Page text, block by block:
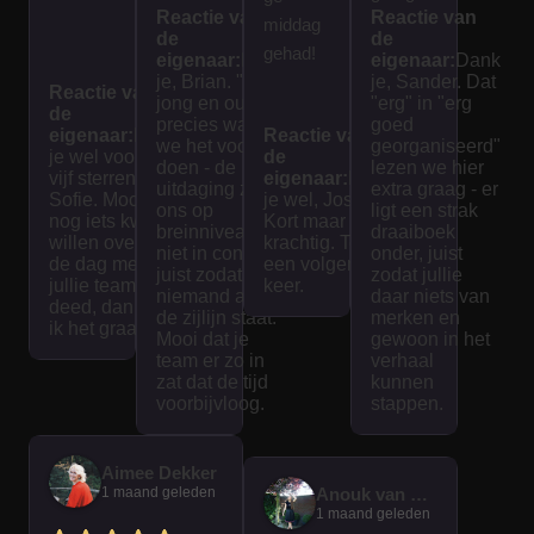
Reactie van
de
eigenaar:
Dank
je wel voor de
vijf sterren,
Sofie. Mocht je
nog iets kwijt
willen over wat
de dag met
jullie team
deed, dan lees
ik het graag.
Spanne
nd en
interess
ant voor
jong en
oud! Het
spel
was
goed
uitgedac
ht en
interacti
ef. De
tijd vliegt
bezig
Reactie van
de
eigenaar:
Dank
je, Brian. "Voor
jong en oud" is
precies waar
we het voor
doen - de
uitdaging zit bij
ons op
breinniveau en
niet in conditie,
juist zodat
niemand aan
de zijlijn staat.
Mooi dat je
team er zo in
zat dat de tijd
voorbijvloog.
middag
gehad!
Reactie van
de
eigenaar:
Dank
je wel, Jose.
Kort maar
krachtig. Tot
een volgende
keer.
seerd.
We
hebben
een
mooie
dag
gehad.
Reactie van
de
eigenaar: Dank
je, Sander. Dat
"erg" in "erg
goed
georganiseerd"
lezen we hier
extra graag - er
ligt een strak
draaiboek
onder, juist
zodat jullie
daar niets van
merken en
gewoon in het
verhaal
kunnen
stappen.
Aimee Dekker
1 maand geleden Anouk van der Graaf
1 maand geleden